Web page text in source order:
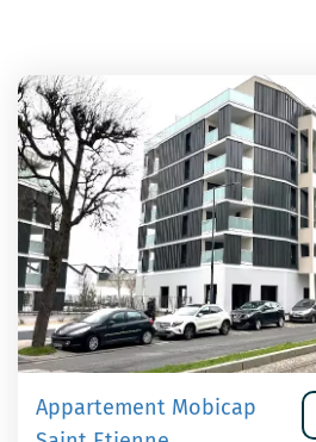
Appartement Mobicap